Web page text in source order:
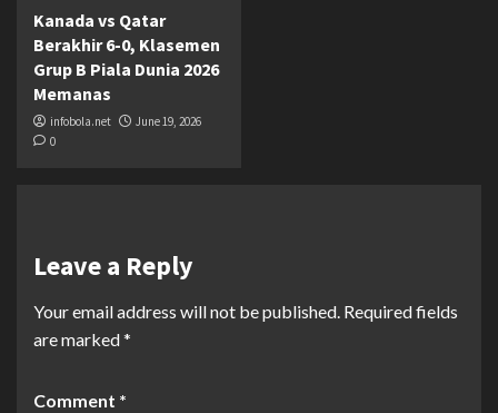
Kanada vs Qatar
Berakhir 6-0, Klasemen
Grup B Piala Dunia 2026
Memanas
infobola.net
June 19, 2026
0
Leave a Reply
Your email address will not be published. Required fields
are marked*
Comment *